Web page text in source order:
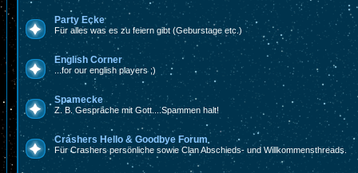
Party Ecke
Für alles was es zu feiern gibt (Geburstage etc.)
English Corner
...for our english players ;)
Spamecke
Z. B. Gespräche mit Gott....Spammen halt!
Crashers Hello & Goodbye Forum
Für Crashers persönliche sowie Clan Abschieds- und Willkommensthreads.